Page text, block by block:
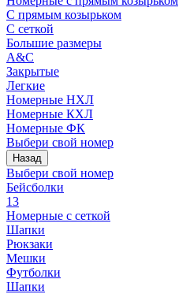
С прямым козырьком
С сеткой
Большие размеры
A&C
Закрытые
Легкие
Номерные НХЛ
Номерные КХЛ
Номерные ФК
Выбери свой номер
Назад
Выбери свой номер
Бейсболки
13
Номерные с сеткой
Шапки
Рюкзаки
Мешки
Футболки
Шапки